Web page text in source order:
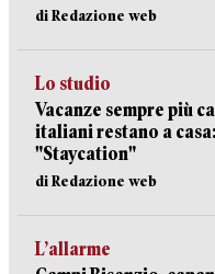
di Redazione web
Lo studio
Vacanze sempre più
italiani restano a
"Staycation"
di Redazione web
L’allarme